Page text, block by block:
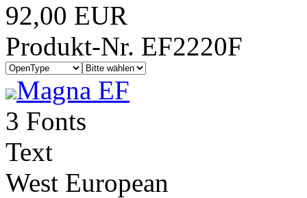
92,00 EUR
Produkt-Nr. EF2220F
Magna EF
3 Fonts
Text
West European